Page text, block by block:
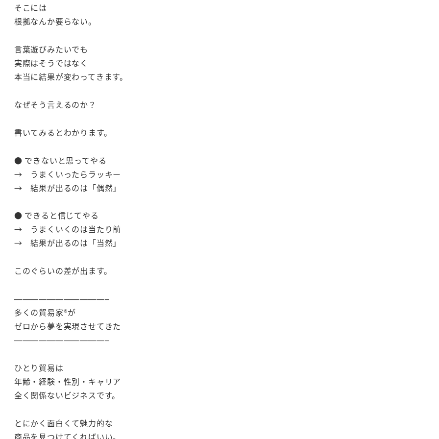
そこには
根拠なんか要らない。
言葉遊びみたいでも
実際はそうではなく
本当に結果が変わってきます。
なぜそう言えるのか？
書いてみるとわかります。
● できないと思ってやる
→ うまくいったらラッキー
→ 結果が出るのは「偶然」
● できると信じてやる
→ うまくいくのは当たり前
→ 結果が出るのは「当然」
このぐらいの差が出ます。
———————————–
多くの貿易家®が
ゼロから夢を実現させてきた
———————————–
ひとり貿易は
年齢・経験・性別・キャリア
全く関係ないビジネスです。
とにかく面白くて魅力的な
商品を見つけてくればいい。